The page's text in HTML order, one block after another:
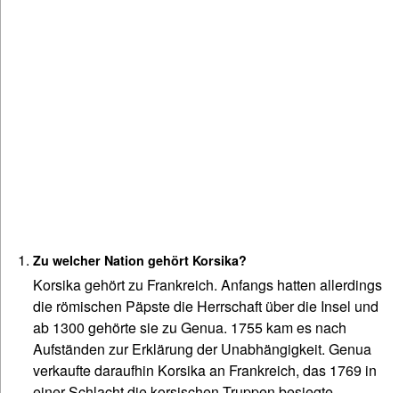
Zu welcher Nation gehört Korsika?
Korsika gehört zu Frankreich. Anfangs hatten allerdings
die römischen Päpste die Herrschaft über die Insel und
ab 1300 gehörte sie zu Genua. 1755 kam es nach
Aufständen zur Erklärung der Unabhängigkeit. Genua
verkaufte daraufhin Korsika an Frankreich, das 1769 in